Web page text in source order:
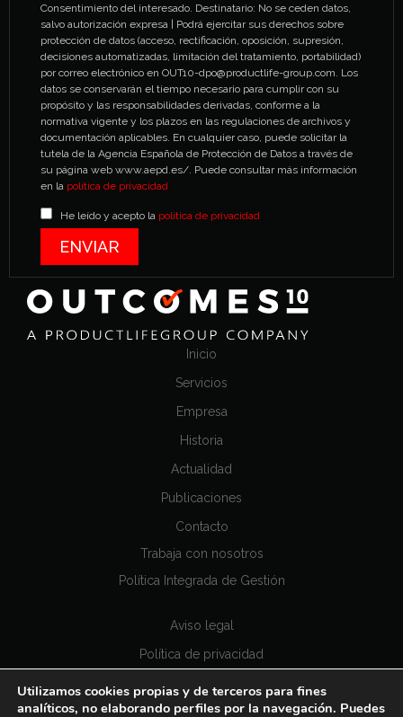
Consentimiento del interesado. Destinatario: No se ceden datos,
salvo autorización expresa | Podrá ejercitar sus derechos sobre
protección de datos (acceso, rectificación, oposición, supresión,
decisiones automatizadas, limitación del tratamiento, portabilidad)
por correo electrónico en OUT10-dpo@productlife-group.com. Los
datos se conservarán el tiempo necesario para cumplir con su
propósito y las responsabilidades derivadas, conforme a la
normativa vigente y los plazos en las regulaciones de archivos y
documentación aplicables. En cualquier caso, puede solicitar la
tutela de la Agencia Española de Protección de Datos a través de
su página web www.aepd.es/. Puede consultar más información
en la política de privacidad
He leído y acepto la política de privacidad
Inicio
Servicios
Empresa
Historia
Actualidad
Publicaciones
Contacto
Trabaja con nosotros
Política Integrada de Gestión
Aviso legal
Política de privacidad
Utilizamos cookies propias y de terceros para fines
analíticos, no elaborando perfiles por la navegación. Puedes